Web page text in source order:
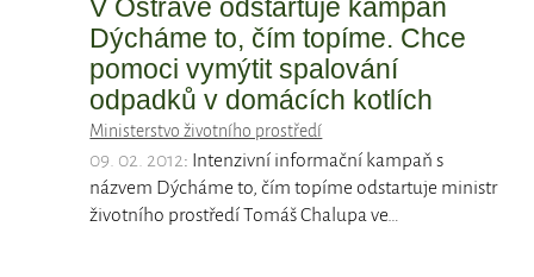
V Ostravě odstartuje kampaň
Dýcháme to, čím topíme. Chce
pomoci vymýtit spalování
odpadků v domácích kotlích
Ministerstvo životního prostředí
09. 02. 2012: Intenzivní informační kampaň s
názvem Dýcháme to, čím topíme odstartuje ministr
životního prostředí Tomáš Chalupa ve…